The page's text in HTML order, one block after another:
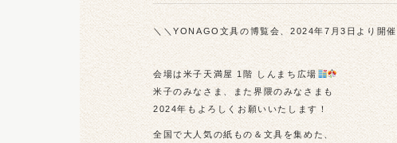
＼＼YONAGO文具の博覧会、2024年7月3日より開催︎
会場は米子天満屋 1階 しんまち広場
米子のみなさま、また界隈のみなさまも
2024年もよろしくお願いいたします！
全国で大人気の紙もの＆文具を集めた、